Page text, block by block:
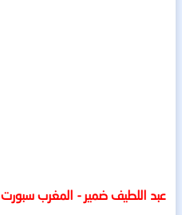
عبد اللطيف ضمير - المغرب سبورت